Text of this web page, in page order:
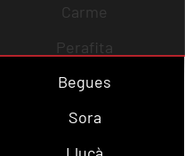
Carme
Perafita
Begues
Sora